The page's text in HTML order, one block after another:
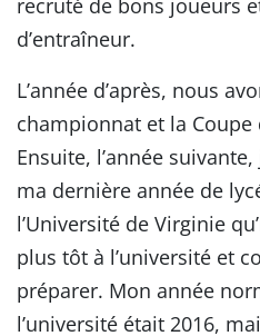
recruté de bons joueurs
d’entraîneur.
L’année d’après, nous
championnat et la Coupe
Ensuite, l’année
ma dernière année de
l’Université de Virginie
plus tôt à l’université et
préparer. Mon année
l’université était 2016,